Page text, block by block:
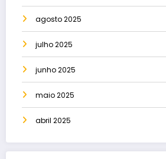
agosto 2025
julho 2025
junho 2025
maio 2025
abril 2025